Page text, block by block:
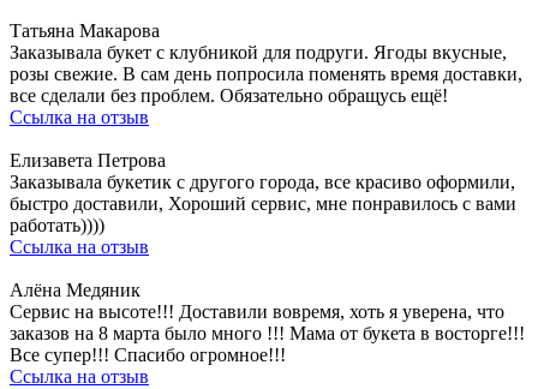
Татьяна Макарова
Заказывала букет с клубникой для подруги. Ягоды вкусные,
розы свежие. В сам день попросила поменять время доставки,
все сделали без проблем. Обязательно обращусь ещё!
Ссылка на отзыв
Елизавета Петрова
Заказывала букетик с другого города, все красиво оформили,
быстро доставили, Хороший сервис, мне понравилось с вами
работать))))
Ссылка на отзыв
Алёна Медяник
Сервис на высоте!!! Доставили вовремя, хоть я уверена, что
заказов на 8 марта было много !!! Мама от букета в восторге!!!
Все супер!!! Спасибо огромное!!!
Ссылка на отзыв